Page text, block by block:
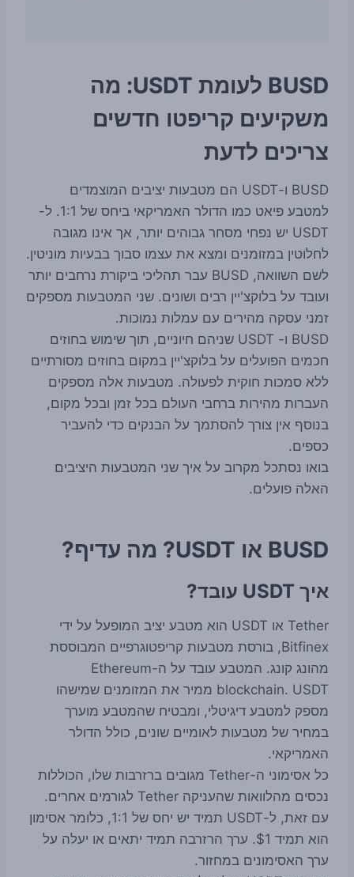
BUSD לעומת USDT: מה
משקיעים קריפטו חדשים
צריכים לדעת
BUSD ו-USDT הם מטבעות יציבים המוצמדים
למטבע פיאט כמו הדולר האמריקאי ביחס של 1:1. ל-
USDT יש נפחי מסחר גבוהים יותר, אך אינו מגובה
לחלוטין במזומנים ומצא את עצמו סבוך בבעיות מוניטין.
לשם השוואה, BUSD עבר תהליכי ביקורת נרחבים יותר
ועובד על בלוקצ'יין רבים ושונים. שני המטבעות מספקים
זמני עסקה מהירים עם עמלות נמוכות.
BUSD ו- USDT שניהם חיוניים, תוך שימוש בחוזים
חכמים הפועלים על בלוקצ'יין במקום בחוזים מסורתיים
ללא סמכות חוקית לפעולה. מטבעות אלה מספקים
העברות מהירות ברחבי העולם בכל זמן ובכל מקום,
בנוסף אין צורך להסתמך על הבנקים כדי להעביר
כספים.
בואו נסתכל מקרוב על איך שני המטבעות היציבים
האלה פועלים.
BUSD או USDT? מה עדיף?
איך USDT עובד?
Tether או USDT הוא מטבע יציב המופעל על ידי
Bitfinex, בורסת מטבעות קריפטוגרפיים המבוססת
מהונג קונג. המטבע עובד על ה-Ethereum
blockchain. USDT ממיר את המזומנים שמישהו
מספק למטבע דיגיטלי, ומבטיח שהמטבע מוערך
במחיר של מטבעות לאומיים שונים, כולל הדולר
האמריקאי.
כל אסימוני ה-Tether מגובים ברזרבות שלו, הכוללות
נכסים מהלוואות שהעניקה Tether לגורמים אחרים.
עם זאת, ל-USDT תמיד יש יחס של 1:1, כלומר אסימון
הוא תמיד $1. ערך הרזרבה תמיד יתאים או יעלה על
ערך האסימונים במחזור.